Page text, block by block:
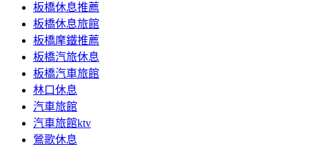
板橋休息推薦
板橋休息旅館
板橋摩鐵推薦
板橋汽旅休息
板橋汽車旅館
林口休息
汽車旅館
汽車旅館ktv
鶯歌休息